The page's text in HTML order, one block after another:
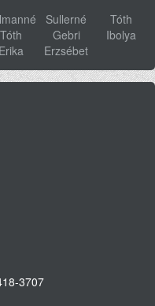
Tóth
Erika
Sullerné
Gebri
Erzsébet
Tóth
Ibolya
3707